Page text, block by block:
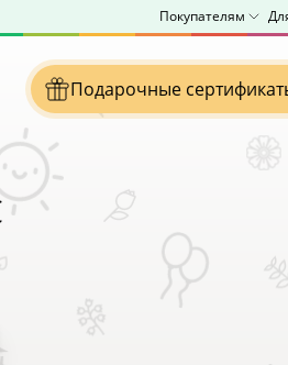
Покупателям
Подарочные